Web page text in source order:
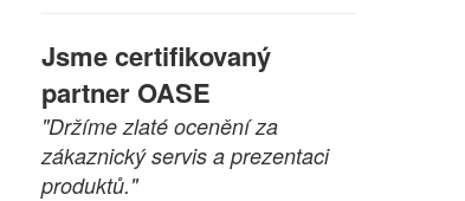
Jsme certifikovaný
partner OASE
"Držíme zlaté ocenění za
zákaznický servis a prezentaci
produktů."